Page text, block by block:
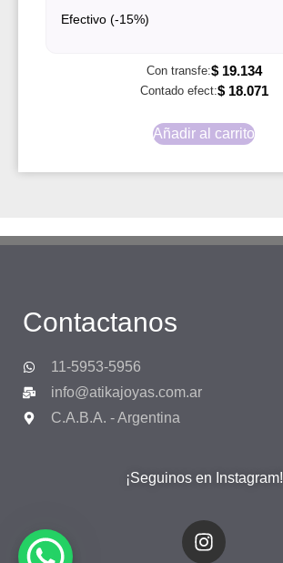
Efectivo (-15%)
Con transfe:$19.134
Contado efect:$18.071
Añadir al carrito
Contactanos
11-5953-5956
info@atikajoyas.com.ar
C.A.B.A. - Argentina
¡Seguinos en Instagram!